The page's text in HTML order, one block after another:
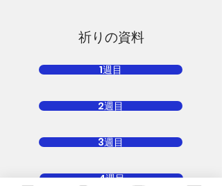
祈りの資料
1週目
2週目
3週目
4週目